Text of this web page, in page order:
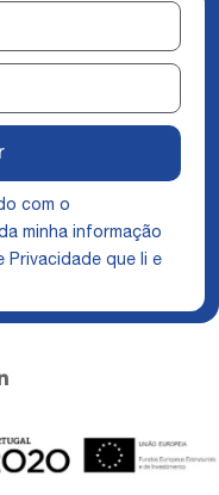
com o
minha informação
Privacidade que li e